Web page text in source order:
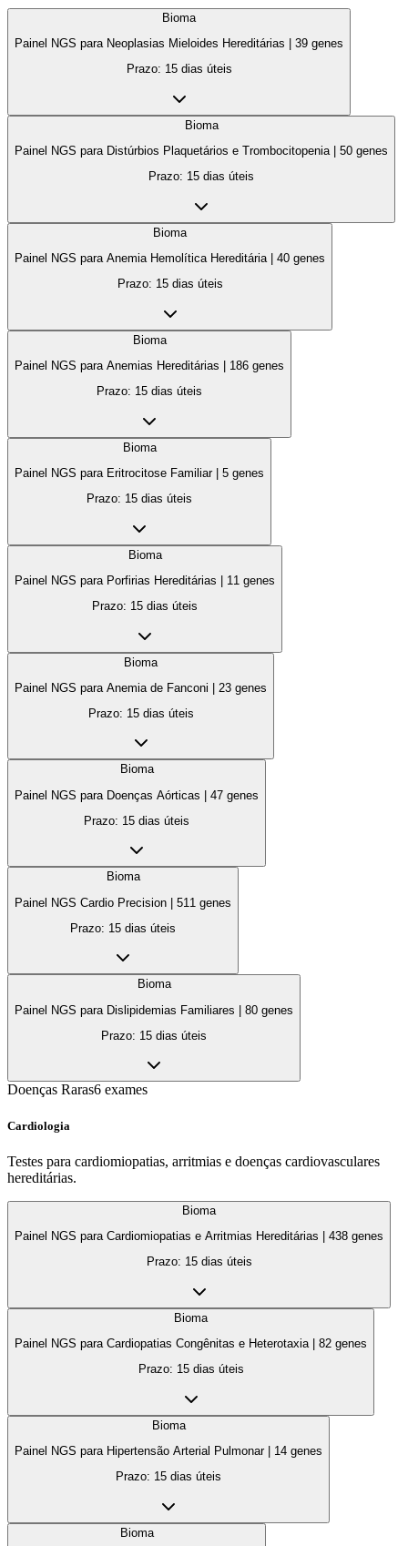
Bioma
Painel NGS para Neoplasias Mieloides Hereditárias
39 genes
Prazo: 15 dias úteis
Bioma
Painel NGS para Distúrbios Plaquetários e Trombocitopenia
50 genes
Prazo: 15 dias úteis
Bioma
Painel NGS para Anemia Hemolítica Hereditária
40 genes
Prazo: 15 dias úteis
Bioma
Painel NGS para Anemias Hereditárias
186 genes
Prazo: 15 dias úteis
Bioma
Painel NGS para Eritrocitose Familiar| 5 genes
Prazo: 15 dias úteis
Bioma
Painel NGS para Porfirias Hereditárias
11 genes
Prazo: 15 dias úteis
Bioma
Painel NGS para Anemia de Fanconi
23 genes
Prazo: 15 dias úteis
Bioma
Painel NGS para Doenças Aórticas
47 genes
Prazo: 15 dias úteis
Bioma
Painel NGS Cardio Precision
511 genes
Prazo: 15 dias úteis
Bioma
Painel NGS para Dislipidemias Familiares
80 genes
Prazo: 15 dias úteis
Doenças Raras6 exames
Cardiologia
Testes para cardiomiopatias, arritmias e doenças cardiovasculares
hereditárias.
Bioma
Painel NGS para Cardiomiopatias e Arritmias Hereditárias
438 genes
Prazo: 15 dias úteis
Bioma
Painel NGS para Cardiopatias Congênitas e Heterotaxia| 82 genes
Prazo: 15 dias úteis
Bioma
Painel NGS para Hipertensão Arterial Pulmonar| 14 genes
Prazo: 15 dias úteis
Bioma